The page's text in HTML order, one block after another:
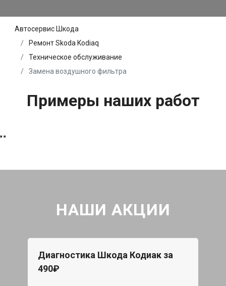
Автосервис Шкода
Ремонт Skoda Kodiaq
Техническое обслуживание
Замена воздушного фильтра
Примеры наших работ
НАШИ АКЦИИ
Диагностика Шкода Кодиак за
490₽